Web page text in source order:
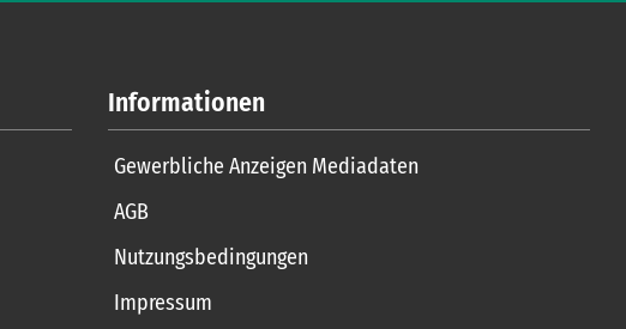
Informationen
Gewerbliche Anzeigen Mediadaten
AGB
Nutzungsbedingungen
Impressum